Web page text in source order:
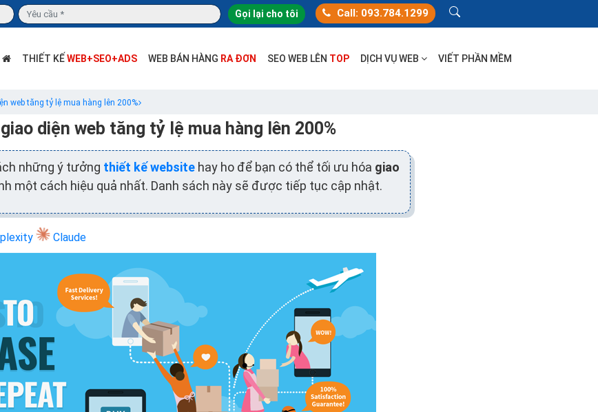
Gọi lại cho tôi Call: 093.784.1299
THIẾT KẾWEB+SEO+ADS WEB BÁN HÀNG RA ĐƠN SEO WEB LÊN TOP DỊCH VỤ WEB VIẾT PHẦN MỀM
web tăng tỷ lệ mua hàng lên 200%
diện web tăng tỷ lệ mua hàng lên 200%
những ý tưởng thiết kế website hay ho để bạn có thể tối ưu hóa giao
một cách hiệu quả nhất. Danh sách này sẽ được tiếp tục cập nhật.
Claude